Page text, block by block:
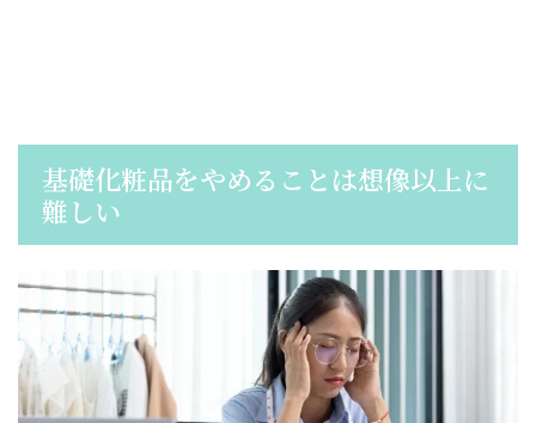
基礎化粧品をやめることは想像以上に
難しい